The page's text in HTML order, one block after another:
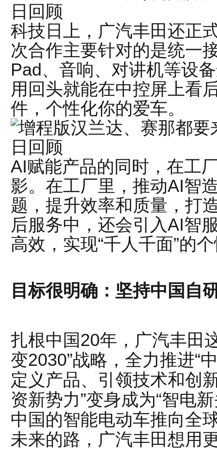
科技日上，广汽丰田还正
次合作主要针对的是统一
Pad、音响、对讲机等设
用回头就能在中控屏上看
件，个性化你的爱车。
AI赋能产品的同时，在工
影。在工厂里，推动AI智
题，提升效率和质量，打
后服务中，还会引入AI智
高效，实现“千人千面”的
目标很明确：坚持中国自
扎根中国20年，广汽丰田
变2030”战略，全力推进“
定义产品、引领技术和创
资新势力”变身成为“智电
中国的智能电动车推向全
未来的路，广汽丰田想用